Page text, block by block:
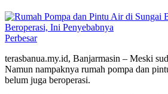
Perbesar
terasbanua.my.id, Banjarmasin – Meski
Namun nampaknya rumah pompa dan
belum juga beroperasi.